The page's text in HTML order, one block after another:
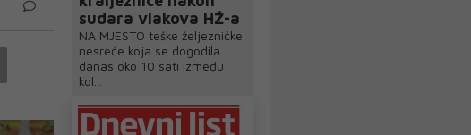
sudara vlakova HŽ-a
NA MJESTO teške željezničke
nesreće koja se dogodila
danas oko 10 sati između
kol...